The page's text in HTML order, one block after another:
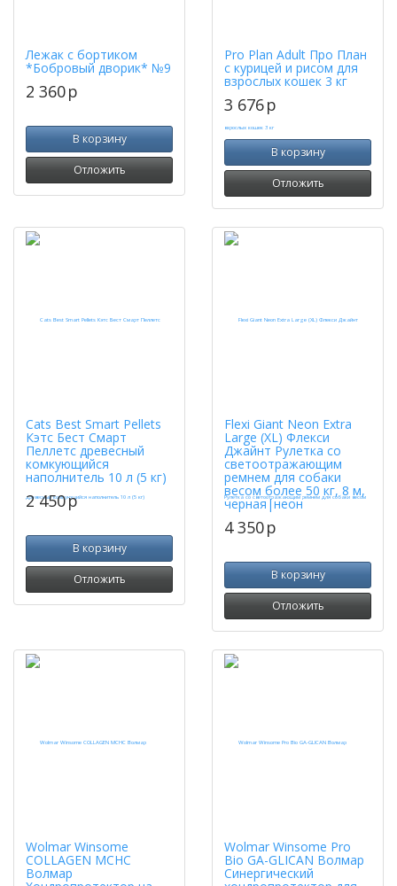
Лежак с бортиком
*Бобровый дворик* №9
2 360p
В корзину
Отложить
Pro Plan Adult Про План
с курицей и рисом для
взрослых кошек 3 кг
3 676p
В корзину
Отложить
Cats Best Smart Pellets
Кэтс Бест Смарт
Пеллетс древесный
комкующийся
наполнитель 10 л (5 кг)
2 450p
В корзину
Отложить
Flexi Giant Neon Extra
Large (XL) Флекси
Джайнт Рулетка со
светоотражающим
ремнем для собаки
весом более 50 кг, 8 м,
черная|неон
4 350p
В корзину
Отложить
Wolmar Winsome
COLLAGEN MCHC
Волмар
Wolmar Winsome Pro
Bio GA-GLICAN Волмар
Синергический